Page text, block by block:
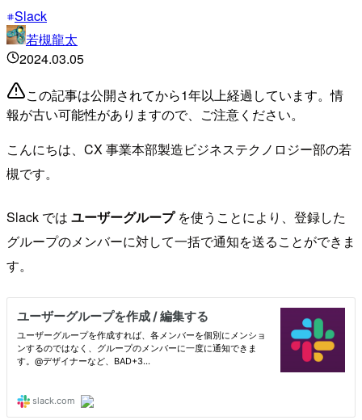
Slack
若槻龍太
2024.03.05
この記事は公開されてから1年以上経過しています。情
報が古い可能性がありますので、ご注意ください。
こんにちは、CX 事業本部製造ビジネステクノロジー部の若
槻です。
Slack では ユーザーグループを使うことにより、登録した
グループのメンバーに対して一括で通知を送ることができま
す。